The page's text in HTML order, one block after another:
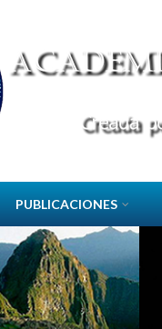
PUBLICACIONES